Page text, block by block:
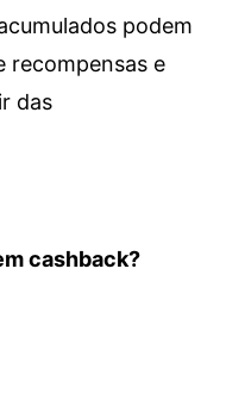
podem
recompensas e
das
cashback?